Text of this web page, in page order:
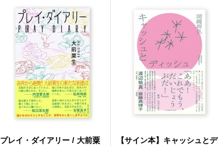
プレイ・ダイアリー / 大前粟
【サイン本】キャッシュとデ